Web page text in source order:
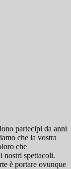
partecipi da anni
che la vostra
che
nostri spettacoli.
è portare ovunque